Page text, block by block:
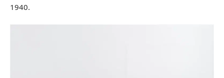
1940.